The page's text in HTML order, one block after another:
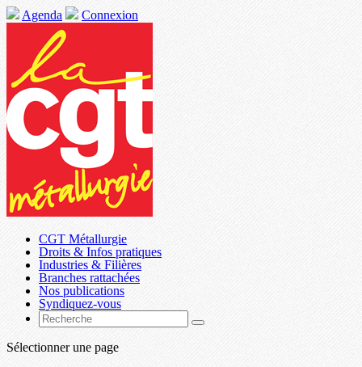
Agenda Connexion
CGT Métallurgie
Droits & Infos pratiques
Industries & Filières
Branches rattachées
Nos publications
Syndiquez-vous
Sélectionner une page